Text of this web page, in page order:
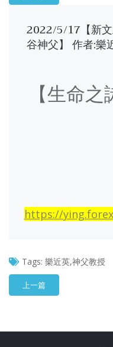
2022/5/17【新
谷神父】 作者:樂
【生命之
https://
Tags: 樂近英,神父教授
上一篇